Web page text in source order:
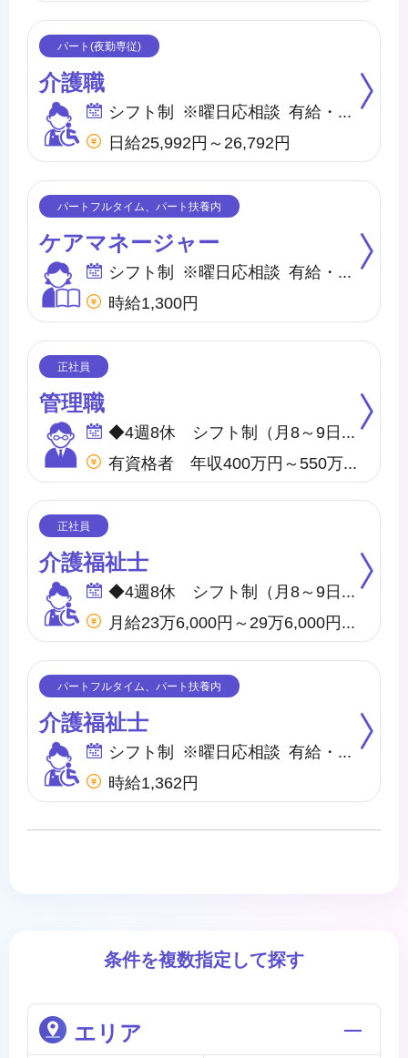
介護職
日給25,992円～26,792円
ケアマネージャー
時給1,300円
管理職
介護福祉士
介護福祉士
時給1,362円
条件を複数指定して探す
エリア